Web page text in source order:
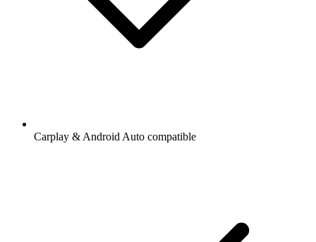
Carplay & Android Auto compatible